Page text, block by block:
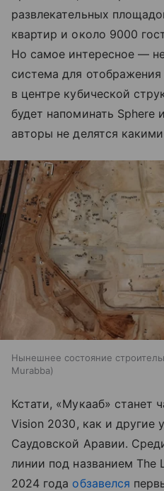
развлекательных
квартир и около 9000
Но самое интересное —
система для
в центре кубической
будет напоминать Sphere
авторы не делятся
Нынешнее состояние
Murabba
Кстати, «Мукааб» станет
Vision 2030, как и другие
Саудовской Аравии.
линии под названием The
2024 года обзавелся